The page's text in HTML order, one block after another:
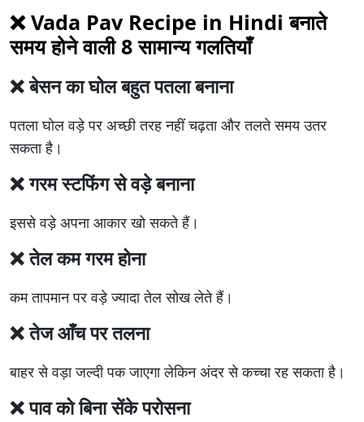
❌ Vada Pav Recipe in Hindi बनाते
समय होने वाली 8 सामान्य गलतियाँ
❌ बेसन का घोल बहुत पतला बनाना
पतला घोल वड़े पर अच्छी तरह नहीं चढ़ता और तलते समय उतर
सकता है।
❌ गरम स्टफिंग से वड़े बनाना
इससे वड़े अपना आकार खो सकते हैं।
❌ तेल कम गरम होना
कम तापमान पर वड़े ज्यादा तेल सोख लेते हैं।
❌ तेज आँच पर तलना
बाहर से वड़ा जल्दी पक जाएगा लेकिन अंदर से कच्चा रह सकता है।
❌ पाव को बिना सेंके परोसना